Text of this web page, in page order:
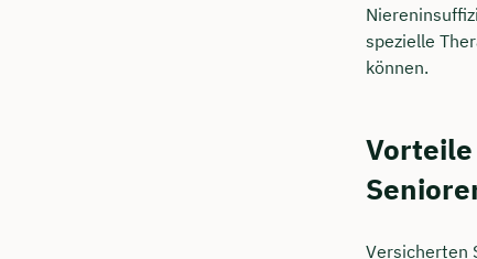
spezielle
können.
Versicherten